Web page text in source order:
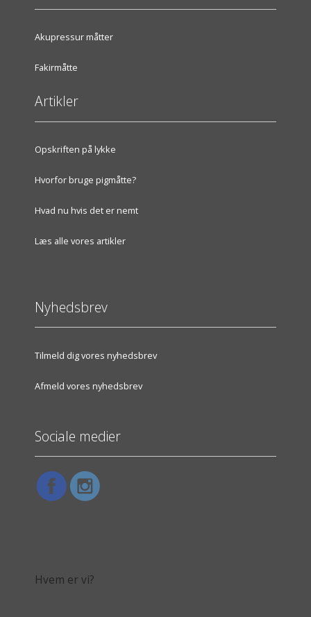
Akupressur måtter
Fakirmåtte
Artikler
Opskriften på lykke
Hvorfor bruge pigmåtte?
Hvad nu hvis det er nemt
Læs alle vores artikler
Nyhedsbrev
Tilmeld dig vores nyhedsbrev
Afmeld vores nyhedsbrev
Sociale medier
Hvem er vi?